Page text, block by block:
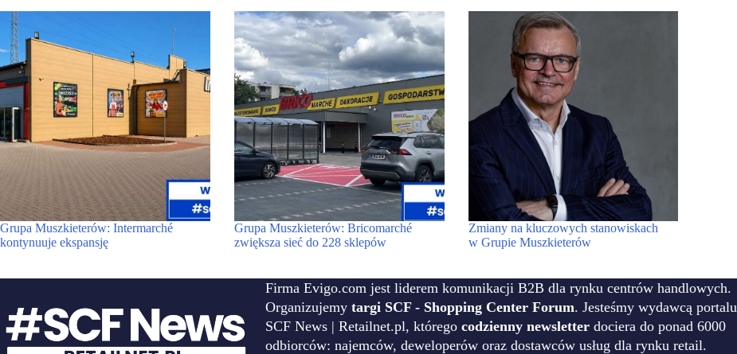
Grupa Muszkieterów: Intermarché
kontynuuje ekspansję
Grupa Muszkieterów: Bricomarché
zwiększa sieć do 228 sklepów
Zmiany na kluczowych stanowiskach
w Grupie Muszkieterów
Firma Evigo.com jest liderem komunikacji B2B dla rynku centrów handlowych.
Organizujemy targi SCF - Shopping Center Forum. Jesteśmy wydawcą portalu
SCF News | Retailnet.pl, którego codzienny newsletter dociera do ponad 6000
odbiorców: najemców, deweloperów oraz dostawców usług dla rynku retail.